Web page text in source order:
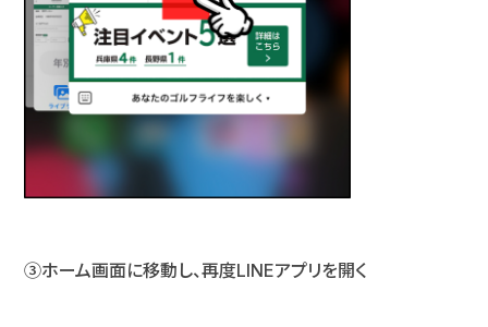
③ホーム画面に移動し、再度LINEアプリを開く